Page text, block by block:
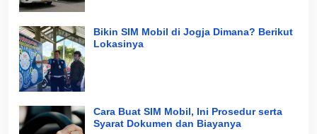
Bikin SIM Mobil di Jogja Dimana? Berikut
Lokasinya
Cara Buat SIM Mobil, Ini Prosedur serta
Syarat Dokumen dan Biayanya